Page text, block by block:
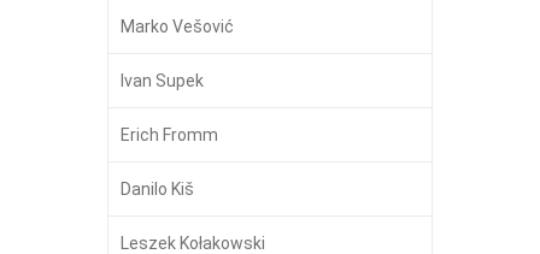
Marko Vešović
Ivan Supek
Erich Fromm
Danilo Kiš
Leszek Kołakowski